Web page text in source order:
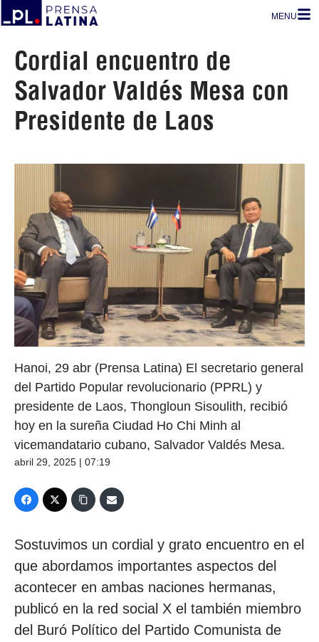
MENU
Cordial encuentro de
Salvador Valdés Mesa con
Presidente de Laos
Hanoi, 29 abr (Prensa Latina) El secretario general
del Partido Popular revolucionario (PPRL) y
presidente de Laos, Thongloun Sisoulith, recibió
hoy en la sureña Ciudad Ho Chi Minh al
vicemandatario cubano, Salvador Valdés Mesa.
abril 29, 2025 | 07:19
Sostuvimos un cordial y grato encuentro en el
que abordamos importantes aspectos del
acontecer en ambas naciones hermanas,
publicó en la red social X el también miembro
del Buró Político del Partido Comunista de